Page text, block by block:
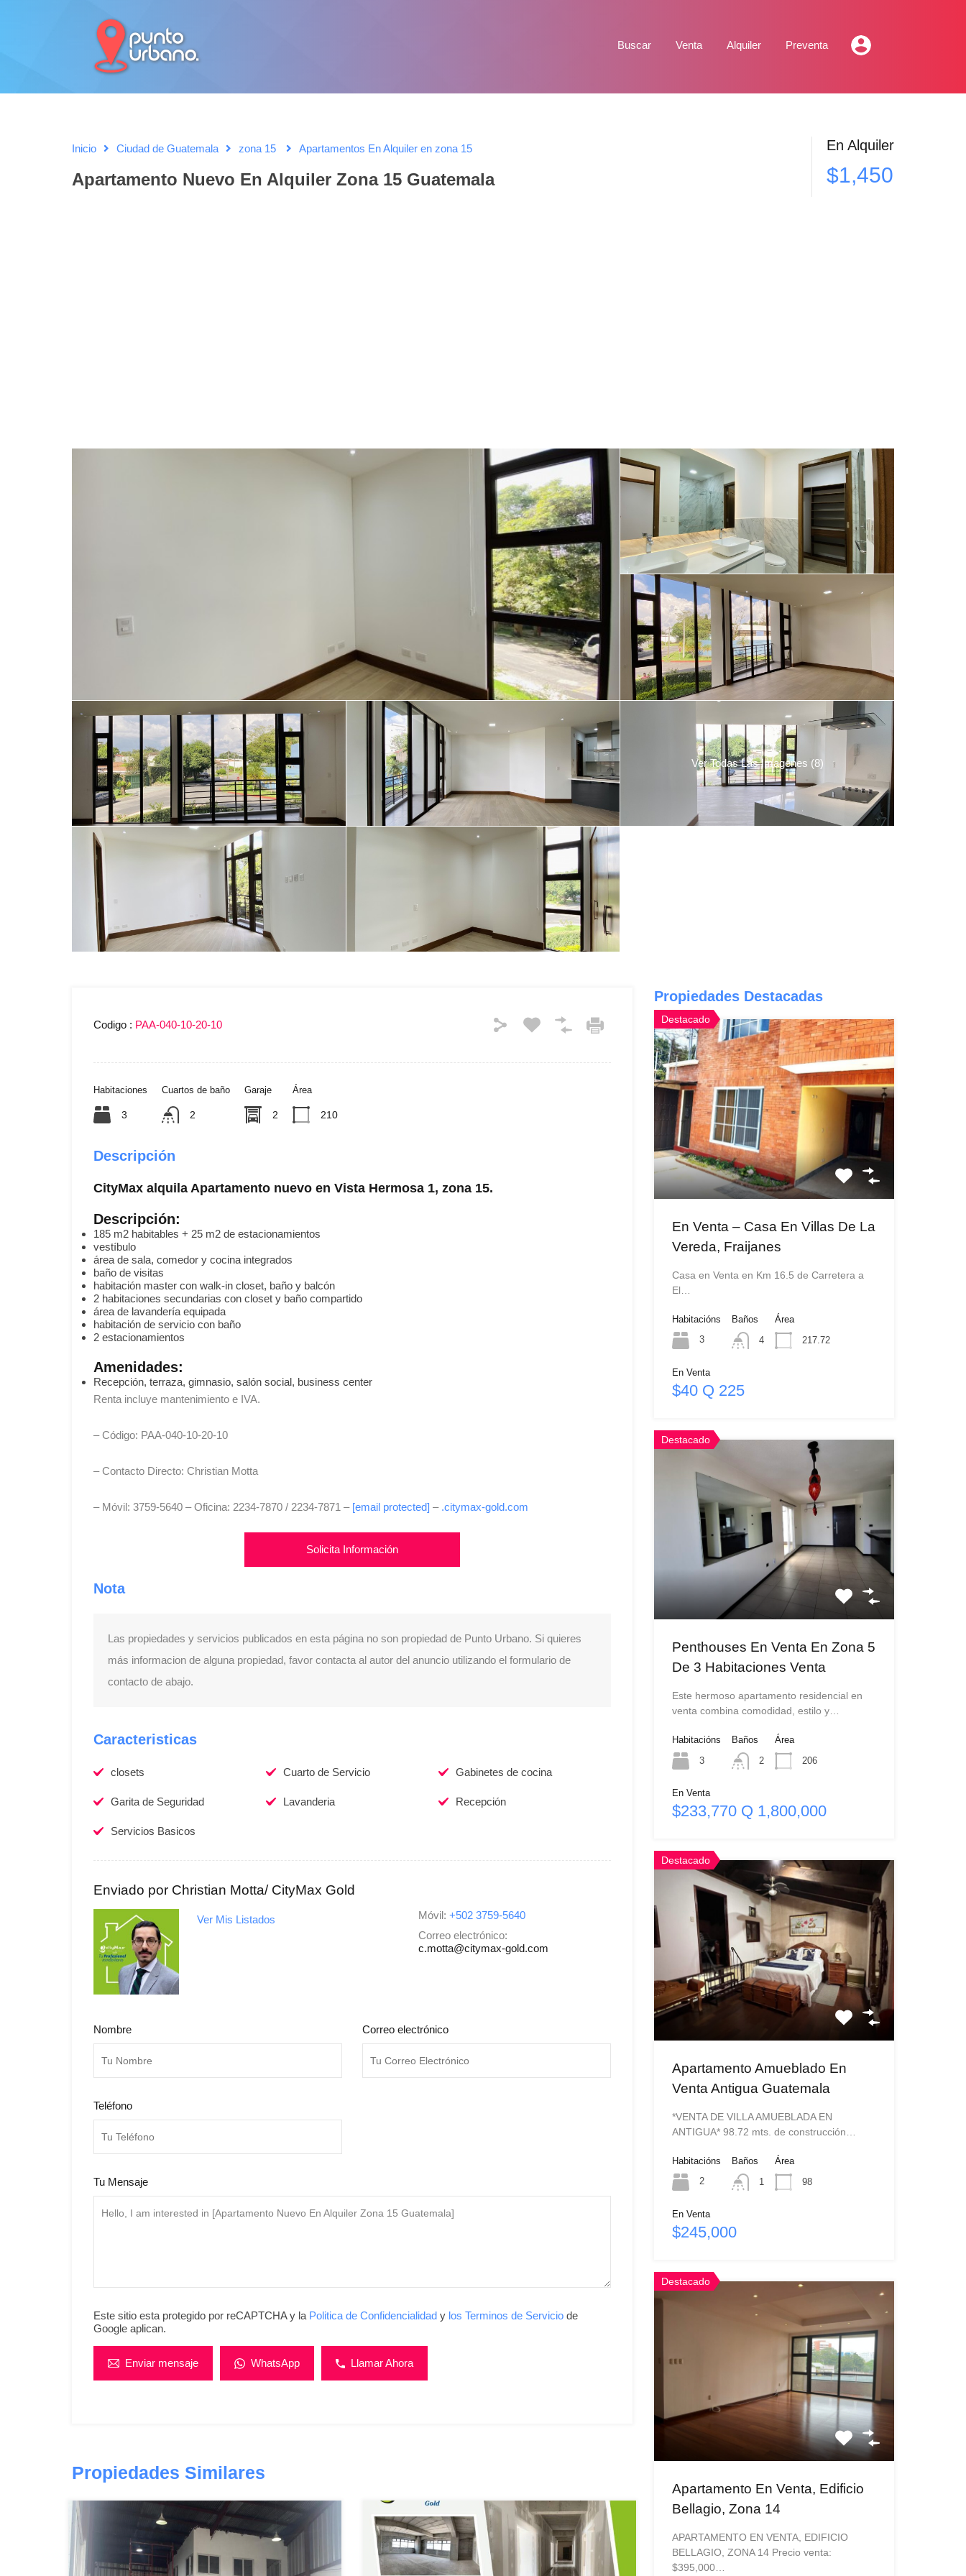
Buscar Venta Alquiler Preventa
Inicio Ciudad de Guatemala zona 15 Apartamentos En Alquiler en zona 15
Apartamento Nuevo En Alquiler Zona 15 Guatemala
En Alquiler
$1,450
Ver Todas Las Imagenes (8)
Codigo : PAA-040-10-20-10
Habitaciones
3
Cuartos de baño
2
Garaje
2
Área
210
Descripción
CityMax alquila Apartamento nuevo en Vista Hermosa 1, zona 15.
Descripción:
185 m2 habitables + 25 m2 de estacionamientos
vestíbulo
área de sala, comedor y cocina integrados
baño de visitas
habitación master con walk-in closet, baño y balcón
2 habitaciones secundarias con closet y baño compartido
área de lavandería equipada
habitación de servicio con baño
2 estacionamientos
Amenidades:
Recepción, terraza, gimnasio, salón social, business center
Renta incluye mantenimiento e IVA.
– Código: PAA-040-10-20-10
– Contacto Directo: Christian Motta
– Móvil: 3759-5640 – Oficina: 2234-7870 / 2234-7871 – [email protected] – .citymax-gold.com
Solicita Información
Nota
Las propiedades y servicios publicados en esta página no son propiedad de Punto Urbano. Si quieres
más informacion de alguna propiedad, favor contacta al autor del anuncio utilizando el formulario de
contacto de abajo.
Caracteristicas
closets Cuarto de Servicio Gabinetes de cocina
Garita de Seguridad Lavanderia Recepción
Servicios Basicos
Enviado por Christian Motta/ CityMax Gold
Ver Mis Listados Móvil: +502 3759-5640
Correo electrónico:
c.motta@citymax-gold.com
Nombre Correo electrónico
Teléfono
Tu Mensaje
Este sitio esta protegido por reCAPTCHA y la Politica de Confidencialidad y los Terminos de Servicio de
Google aplican.
Enviar mensaje WhatsApp Llamar Ahora
Propiedades Similares
Propiedades Destacadas
Destacado
En Venta – Casa En Villas De La
Vereda, Fraijanes
Casa en Venta en Km 16.5 de Carretera a
El…
Habitacións
3
Baños
4
Área
217.72
En Venta
$40 Q 225
Destacado
Penthouses En Venta En Zona 5
De 3 Habitaciones Venta
Este hermoso apartamento residencial en
venta combina comodidad, estilo y…
Habitacións
3
Baños
2
Área
206
En Venta
$233,770 Q 1,800,000
Destacado
Apartamento Amueblado En
Venta Antigua Guatemala
*VENTA DE VILLA AMUEBLADA EN
ANTIGUA* 98.72 mts. de construcción…
Habitacións
2
Baños
1
Área
98
En Venta
$245,000
Destacado
Apartamento En Venta, Edificio
Bellagio, Zona 14
APARTAMENTO EN VENTA, EDIFICIO
BELLAGIO, ZONA 14 Precio venta:
$395,000…